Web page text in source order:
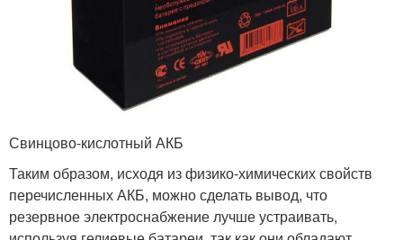
Свинцово-кислотный АКБ
Таким образом, исходя из физико-химических свойств
перечисленных АКБ, можно сделать вывод, что
резервное электроснабжение лучше устраивать,